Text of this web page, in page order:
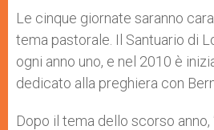
Le cinque giornate saranno
tema pastorale. Il Santuario di
ogni anno uno, e nel 2010 è
dedicato alla preghiera con
Dopo il tema dello scorso anno,